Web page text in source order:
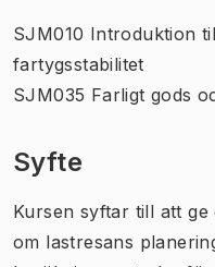
SJM010 Introduktion
fartygsstabilitet
SJM035 Farligt gods
Syfte
Kursen syftar till att
om lastresans